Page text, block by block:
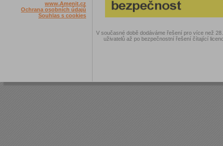
www.Amenit.cz
Ochrana osobních údajů
Souhlas s cookies
V současné době dodáváme řešení pro více než
uživatelů až po bezpečnostní řešení čítající